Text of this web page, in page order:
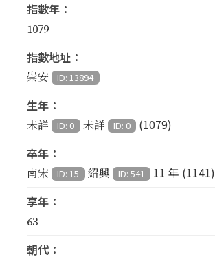
指數年：
1079
指數地址：
崇安 ID: 13894
生年：
未詳 ID: 0 未詳 ID: 0
(1079)
卒年：
南宋 ID: 15 紹興 ID: 541
11 年 (1141)
享年：
63
朝代：